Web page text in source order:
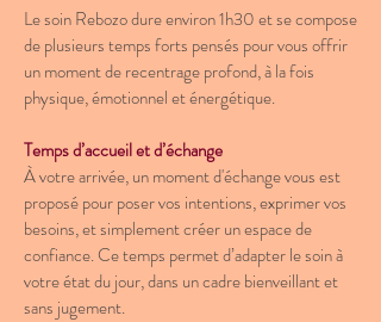
Le soin Rebozo dure environ 1h30 et se compose
de plusieurs temps forts pensés pour vous offrir
un moment de recentrage profond, à la fois
physique, émotionnel et énergétique.
Temps d’accueil et d’échange
À votre arrivée, un moment d'échange vous est
proposé pour poser vos intentions, exprimer vos
besoins, et simplement créer un espace de
confiance. Ce temps permet d’adapter le soin à
votre état du jour, dans un cadre bienveillant et
sans jugement.